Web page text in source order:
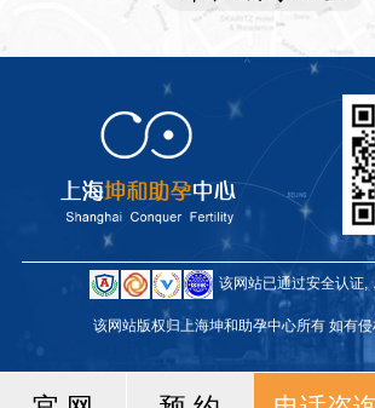
该网站已通过安全认证,
该网站版权归上海坤和助孕中心所有 如有